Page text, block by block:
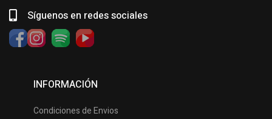
Síguenos en redes sociales
INFORMACIÓN
Condiciones de Envios